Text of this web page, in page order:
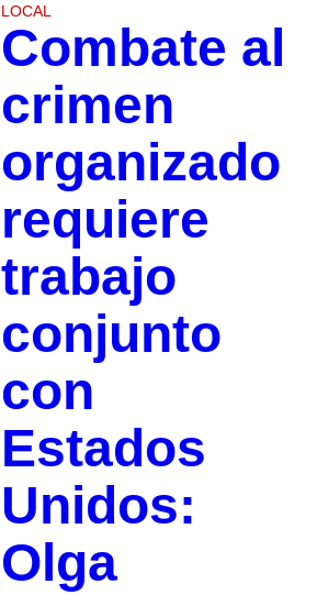
LOCAL
Combate al
crimen
organizado
requiere
trabajo
conjunto
con
Estados
Unidos:
Olga